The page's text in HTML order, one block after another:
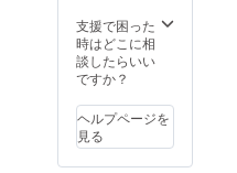
支援で困った
時はどこに相
談したらいい
ですか？
ヘルプページを
見る